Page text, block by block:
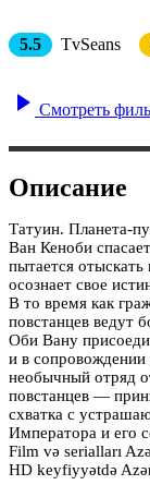
5.5 TvSeans
Смотреть
Описание
Татуин. Планета-
Ван Кеноби
пытается
осознает свое
В то время как
повстанцев ведут
Оби Вану
и в сопровождении
необычный отряд
повстанцев —
схватка с
Императора и его
Film və serialları
HD keyfiyyətdə